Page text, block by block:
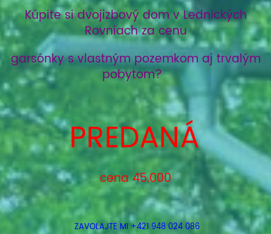
Kúpite si dvojizbový dom v Lednických
Rovniach za cenu
garsónky s vlastnýmpozemkom aj trvalým
pobytom?
PREDANÁ
cena 45.000
ZAVOLAJTE MI +421 948 024 086